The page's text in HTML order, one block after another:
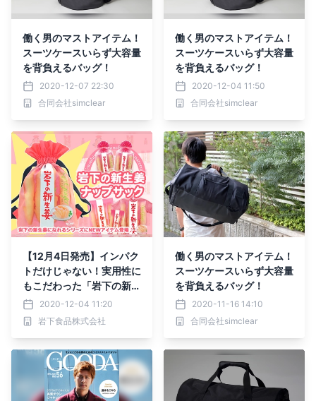
働く男のマストアイテム！
スーツケースいらず大容量
を背負えるバッグ！
2020-12-07 22:30
合同会社simclear
働く男のマストアイテム！
スーツケースいらず大容量
を背負えるバッグ！
2020-12-04 11:50
合同会社simclear
【12月4日発売】インパク
トだけじゃない！実用性に
もこだわった「岩下の新生
姜ナップサック」を岩下の
新生姜ミュージアムとオン
ラインショップで販売
2020-12-04 11:20
岩下食品株式会社
働く男のマストアイテム！
スーツケースいらず大容量
を背負えるバッグ！
2020-11-16 14:10
合同会社simclear